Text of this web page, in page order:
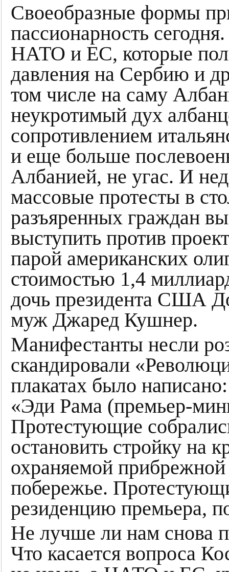
Своеобразные формы
пассионарность
НАТО и ЕС, которые
давления на Сербию и
том числе на саму
неукротимый дух
сопротивлением
и еще больше
Албанией, не угас. И
массовые протесты в
разъяренных граждан
выступить против
парой американских
стоимостью 1,4
дочь президента США
муж Джаред Кушнер.
Манифестанты несли
скандировали
плакатах было
«Эди Рама (премьер-
Протестующие
остановить стройку на
охраняемой
побережье.
резиденцию премьера,
Не лучше ли нам снова
Что касается вопроса